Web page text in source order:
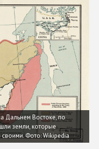
Дальнем Востоке, по
земли, которые
своими.Фото: Wikipedia